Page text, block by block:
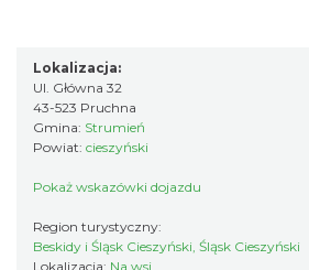
Lokalizacja:
Ul. Główna 32
43-523 Pruchna
Gmina: Strumień
Powiat: cieszyński
Pokaż wskazówki dojazdu
Region turystyczny:
Beskidy i Śląsk Cieszyński, Śląsk Cieszyński
Lokalizacja: Na wsi